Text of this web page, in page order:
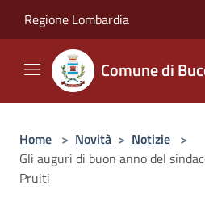
Regione Lombardia
Comune di
Home > Novità > Notizie >
Gli auguri di buon anno del
Pruiti